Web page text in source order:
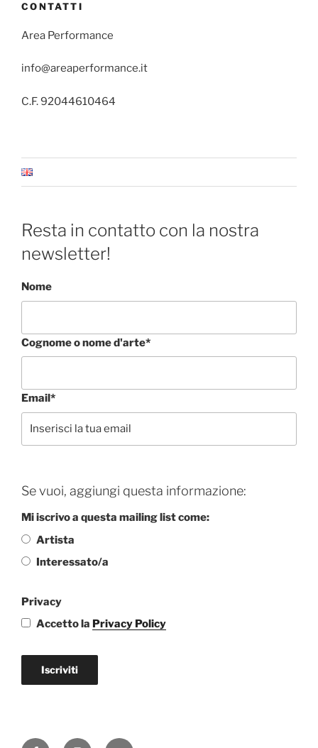
CONTATTI
Area Performance
info@areaperformance.it
C.F. 92044610464
Resta in contatto con la nostra
newsletter!
Nome
Cognome o nome d'arte*
Email*
Se vuoi, aggiungi questa informazione:
Mi iscrivo a questa mailing list come:
Artista
Interessato/a
Privacy
Accetto la Privacy Policy
Iscriviti